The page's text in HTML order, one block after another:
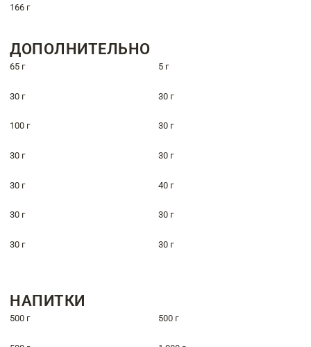
166 г
ДОПОЛНИТЕЛЬНО
65 г 5 г
30 г 30 г
100 г 30 г
30 г 30 г
30 г 40 г
30 г 30 г
30 г 30 г
НАПИТКИ
500 г 500 г